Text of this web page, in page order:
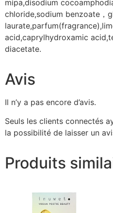
mipa,disodium
chloride,sodium benzoate，
acid,caprylhydroxamic
diacetate.
Avis
Il n’y a pas encore d’avis.
Seuls les clients connectés
la possibilité de laisser un
Produits